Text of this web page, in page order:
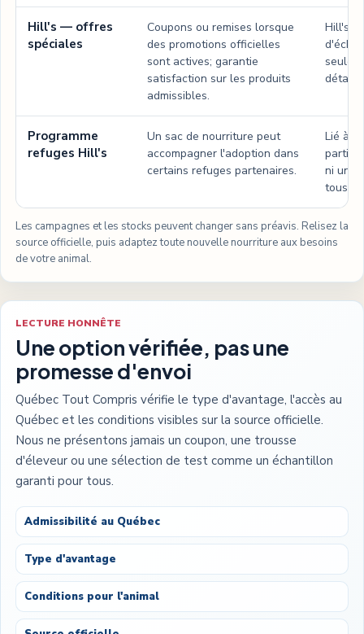
Hill's — offres
spéciales
Coupons ou remises lorsque
des promotions officielles
sont actives; garantie
satisfaction sur les produits
admissibles.
Hill's
Programme
refuges Hill's
Un sac de nourriture peut
accompagner l'adoption dans
certains refuges partenaires.
Lié à
ni une
tous.
Les campagnes et les stocks peuvent changer sans préavis. Relisez la
source officielle, puis adaptez toute nouvelle nourriture aux besoins
de votre animal.
LECTURE HONNÊTE
Une option vérifiée, pas une
promesse d'envoi
Québec Tout Compris vérifie le type d'avantage, l'accès au
Québec et les conditions visibles sur la source officielle.
Nous ne présentons jamais un coupon, une trousse
d'éleveur ou une sélection de test comme un échantillon
garanti pour tous.
Admissibilité au Québec
Type d'avantage
Conditions pour l'animal